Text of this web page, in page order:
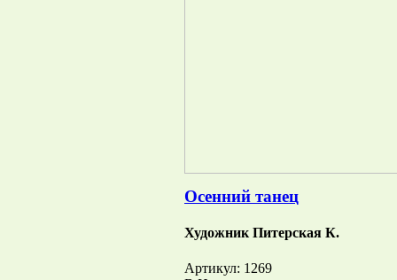
Осенний танец
Художник Питерская К.
Артикул: 1269